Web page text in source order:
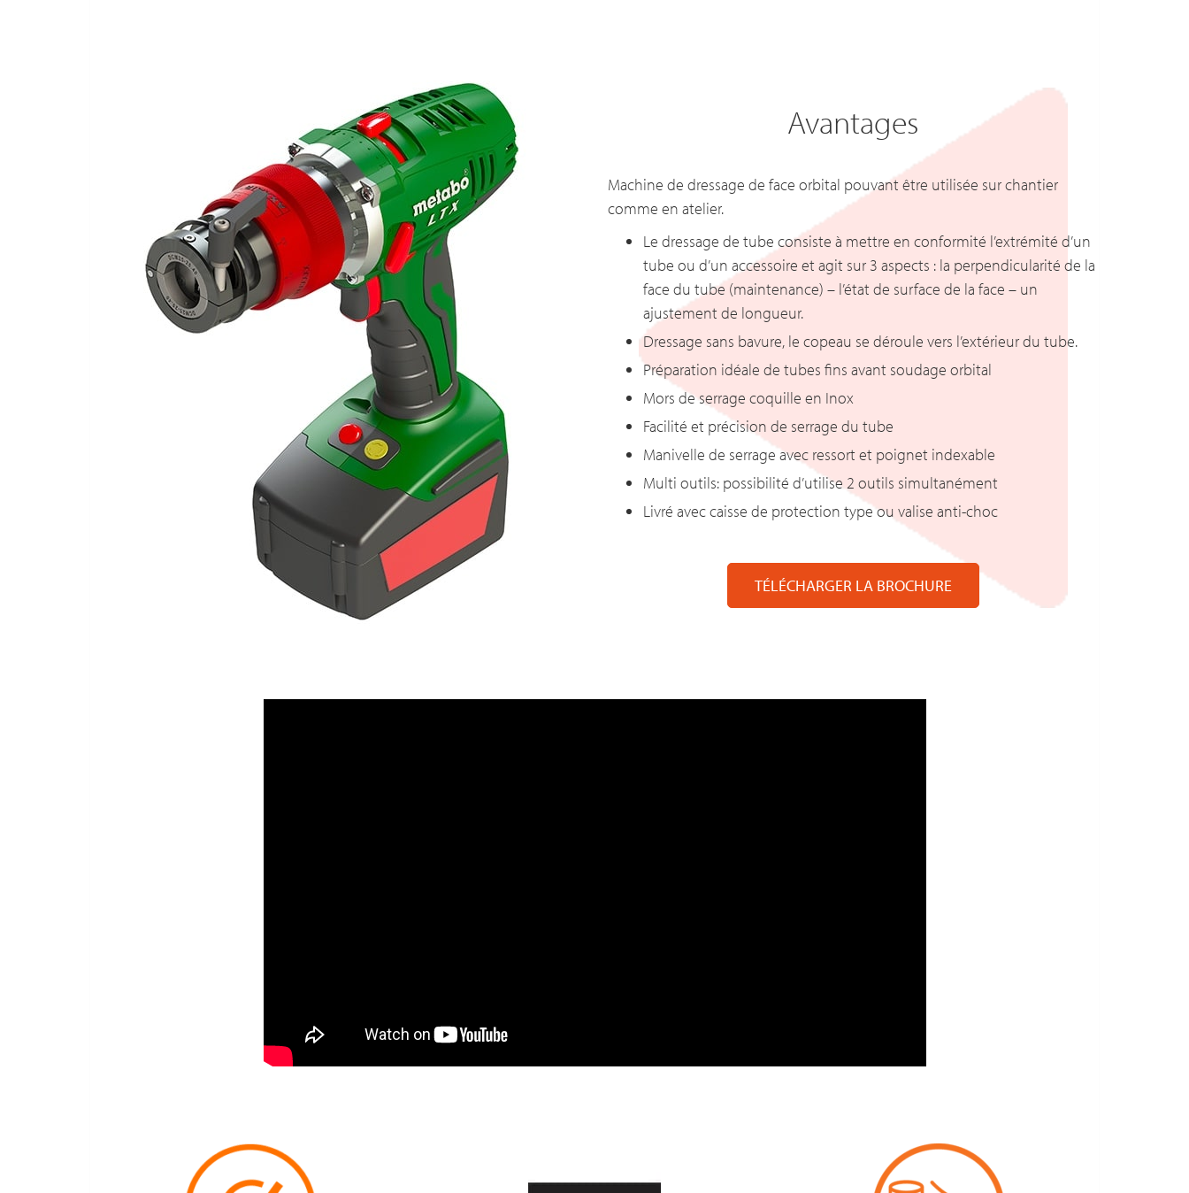
Avantages
Machine de dressage de face orbital pouvant être utilisée sur chantier
comme en atelier.
Le dressage de tube consiste à mettre en conformité l’extrémité d’un
tube ou d’un accessoire et agit sur 3 aspects : la perpendicularité de la
face du tube (maintenance) – l’état de surface de la face – un
ajustement de longueur.
Dressage sans bavure, le copeau se déroule vers l’extérieur du tube.
Préparation idéale de tubes fins avant soudage orbital
Mors de serrage coquille en Inox
Facilité et précision de serrage du tube
Manivelle de serrage avec ressort et poignet indexable
Multi outils: possibilité d’utilise 2 outils simultanément
Livré avec caisse de protection type ou valise anti-choc
TÉLÉCHARGER LA BROCHURE